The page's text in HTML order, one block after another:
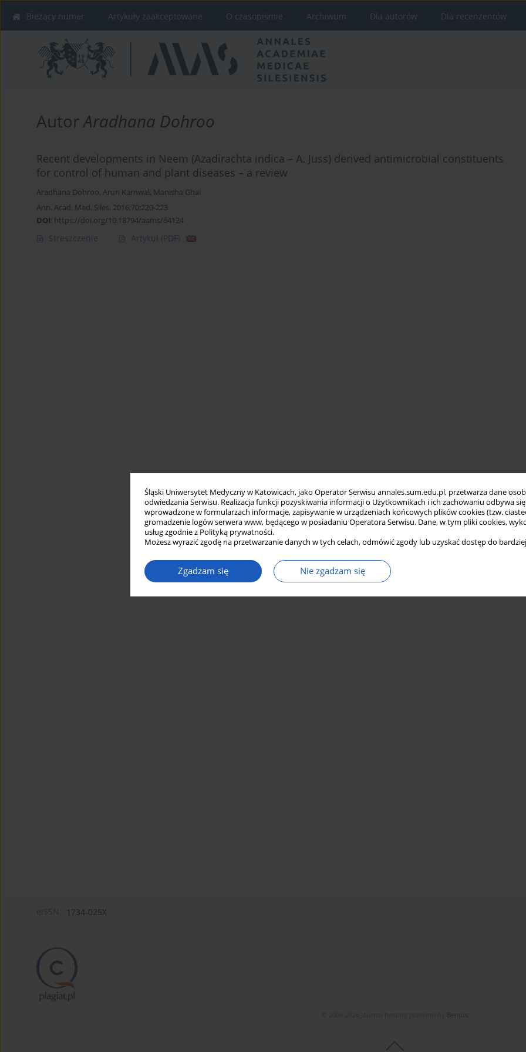
Śląski Uniwersytet Medyczny w Katowicach, jako Operator Serwisu annales.sum.edu.pl, przetwarza dane
odwiedzania Serwisu. Realizacja funkcji pozyskiwania informacji o Użytkownikach i ich zachowaniu odbywa
wprowadzone w formularzach informacje, zapisywanie w urządzeniach końcowych plików cookies (tzw.
gromadzenie logów serwera www, będącego w posiadaniu Operatora Serwisu. Dane, w tym pliki cookies,
usług zgodnie z Polityką prywatności.
Możesz wyrazić zgodę na przetwarzanie danych w tych celach, odmówić zgody lub uzyskać dostęp do
Zgadzam się Nie zgadzam się
Bieżący numer Artykuły zaakceptowane O czasopiśmie Archiwum Dla autorów Dla recenzentów
AutorAradhana Dohroo
Recent developments in Neem (Azadirachta indica – A. Juss) derived antimicrobial constituents
for control of human and plant diseases – a review
Aradhana Dohroo, Arun Karnwal, Manisha Ghai
Ann. Acad. Med. Siles. 2016;70:220-223
DOI: https://doi.org/10.18794/aams/64124
Streszczenie Artykuł (PDF)
1734-025X
Bentus